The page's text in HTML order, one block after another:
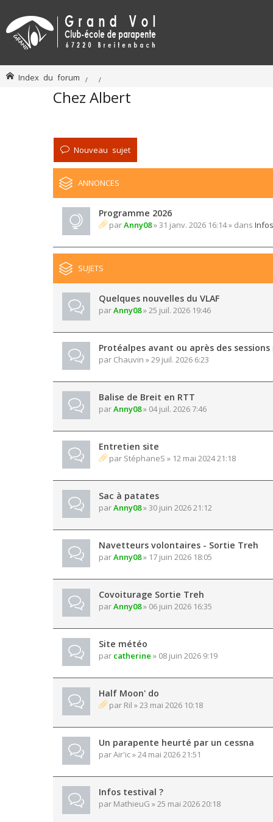
Index du forum
Chez Albert
Nouveau sujet
ANNONCES
Programme 2026
parAnny08» 31 janv. 2026 16:14 » dans Infos
SUJETS
Quelques nouvelles du VLAF
parAnny08» 25 juil. 2026 19:46
Protéalpes avant ou après des
par Chauvin » 29 juil. 2026 6:23
Balise de Breit en RTT
parAnny08» 04 juil. 2026 7:46
Entretien site
par StéphaneS » 12 mai 2024 21:18
Sac à patates
parAnny08» 30 juin 2026 21:12
Navetteurs volontaires - Sortie Treh
parAnny08» 17 juin 2026 18:05
Covoiturage Sortie Treh
parAnny08» 06 juin 2026 16:35
Site météo
par catherine » 08 juin 2026 9:19
Half Moon' do
par Ril » 23 mai 2026 10:18
Un parapente heurté par un cessna
parAir'ic» 24 mai 2026 21:51
Infos testival ?
par MathieuG » 25 mai 2026 20:18